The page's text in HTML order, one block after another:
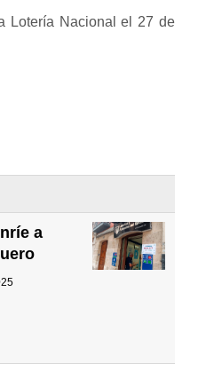
Lotería Nacional el 27 de
a